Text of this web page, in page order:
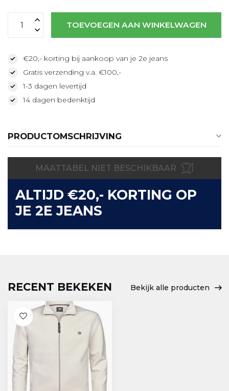
TOEVOEGEN AAN WINKELWAGEN
€20,- korting bij aankoop van je 2e jeans
Gratis verzending v.a. €100,-
1-3 dagen levertijd
14 dagen bedenktijd
PRODUCTOMSCHRIJVING
MAATTABEL NIET BESCHIKBAAR
ALTIJD €20,- KORTING OP
JE 2E JEANS
RECENT BEKEKEN Bekijk alle producten